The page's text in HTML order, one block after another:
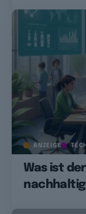
ANZEIGE TECH
Was ist